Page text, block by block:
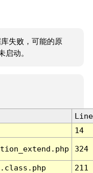
失败，可能的原
启动。
Line
14
324
211